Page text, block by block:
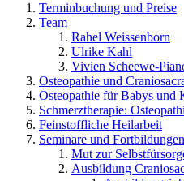
Terminbuchung und Preise
Team
Rahel Weissenborn
Ulrike Kahl
Vivien Scheewe-
Osteopathie und
Osteopathie für Babys und
Schmerztherapie:
Feinstoffliche Heilarbeit
Seminare und Fortbildungen
Mut zur
Ausbildung